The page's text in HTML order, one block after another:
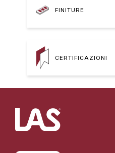
FINITURE
CERTIFICAZIONI